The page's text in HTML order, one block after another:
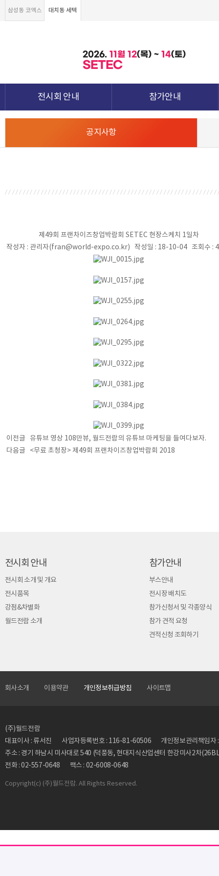
삼성동 코엑스 대치동 세텍
2026. 11월 12(목) ~ 14(토)
SETEC
전시회 안내 참가안내
공지사항
제49회 프랜차이즈창업박람회 SETEC 현장스케치 1일차
작성자 : 관리자(fran@world-expo.co.kr) 작성일 : 18-10-04 조회수 :
이전글
유튜브 영상 108만뷰, 월드전람의 유튜브 마케팅을 들여다보자.
다음글
<무료 초청장> 제49회 프랜차이즈창업박람회 2018
전시회 안내
전시회 소개 및 개요
전시품목
강점&차별화
월드전람 소개
참가안내
부스안내
전시장 배치도
참가신청서 및 각종양식
참가 견적 요청
견적신청 조회하기
회사소개 이용약관 개인정보취급방침 사이트맵
(주)월드전람
대표이사 : 류서진
사업자등록번호 : 116-81-60506
개인정보관리책임
주소 : 경기 하남시 미사대로 540 (덕풍동, 현대지식산업센터 한강미사2차
전화 : 02-557-0648
팩스 : 02-6008-0648
Copyright(c) (주)월드전람. All Rights Reserved.